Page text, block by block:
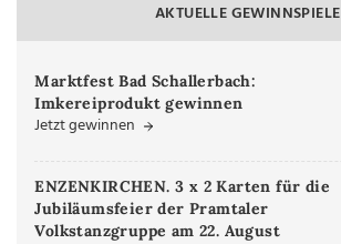
AKTUELLE GEWINNSPIELE
Marktfest Bad Schallerbach:
Imkereiprodukt gewinnen
Jetzt gewinnen
ENZENKIRCHEN. 3 x 2 Karten für die
Jubiläumsfeier der Pramtaler
Volkstanzgruppe am 22. August